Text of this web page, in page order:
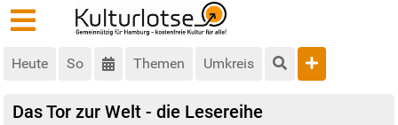
Heute So Themen Umkreis
Das Tor zur Welt - die Lesereihe